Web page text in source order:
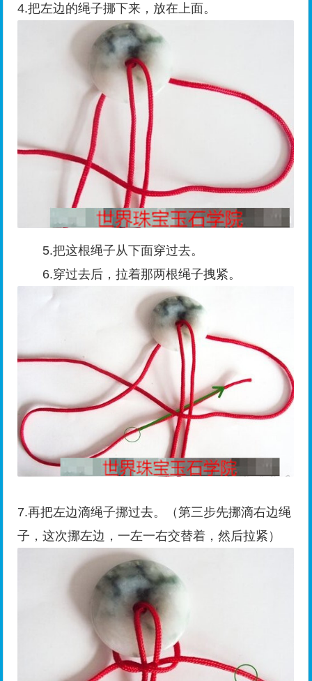
4.把左边的绳子挪下来，放在上面。
5.把这根绳子从下面穿过去。
6.穿过去后，拉着那两根绳子拽紧。
7.再把左边滴绳子挪过去。（第三步先挪滴右边绳
子，这次挪左边，一左一右交替着，然后拉紧）